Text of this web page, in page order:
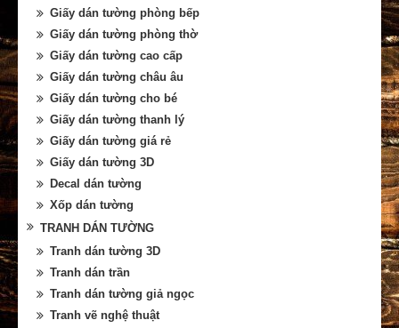
Giấy dán tường phòng bếp
Giấy dán tường phòng thờ
Giấy dán tường cao cấp
Giấy dán tường châu âu
Giấy dán tường cho bé
Giấy dán tường thanh lý
Giấy dán tường giá rẻ
Giấy dán tường 3D
Decal dán tường
Xốp dán tường
TRANH DÁN TƯỜNG
Tranh dán tường 3D
Tranh dán trần
Tranh dán tường giả ngọc
Tranh vẽ nghệ thuật